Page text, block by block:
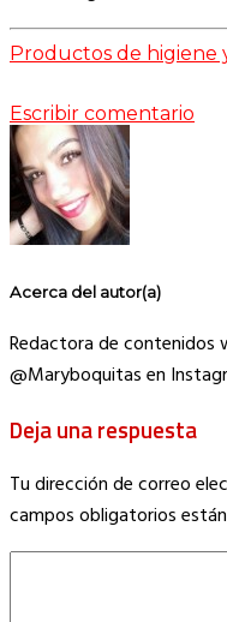
Productos de higiene
Escribir comentario
Acerca del autor(a)
Redactora de contenidos
@Maryboquitas en
Deja una respuesta
Tu dirección de correo
campos obligatorios